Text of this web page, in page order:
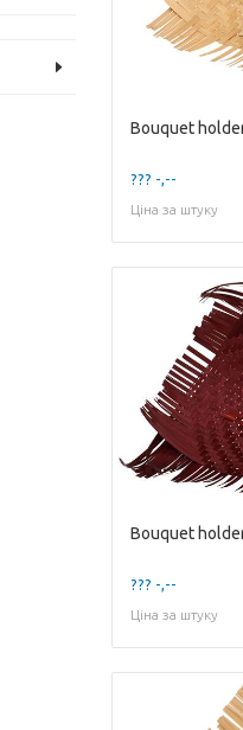
??? -,--
Ціна за штуку
??? -,--
Ціна за штуку